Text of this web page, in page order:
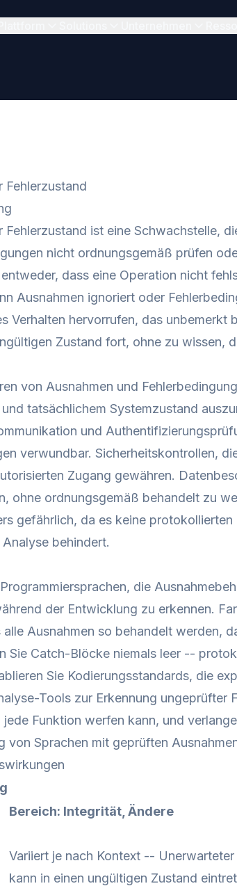
Fehlerzustand
Fehlerzustand ist eine Schwachstelle,
nicht ordnungsgemäß prüfen
dass eine Operation nicht
Ausnahmen ignoriert oder
Verhalten hervorrufen, das
Zustand fort, ohne zu wissen,
von Ausnahmen und
tatsächlichem Systemzustand
und
verwundbar. Sicherheitskontrollen,
Zugang gewähren.
ohne ordnungsgemäß behandelt zu
gefährlich, da es keine
behindert.
die
der Entwicklung zu erkennen.
alle Ausnahmen so behandelt werden,
Sie Catch-Blöcke niemals leer --
Sie Kodierungsstandards, die
Tools zur Erkennung ungeprüfter
jede Funktion werfen kann, und
von Sprachen mit geprüften
Bereich: Integrität, Ändere
Variiert je nach Kontext --
kann in einen ungültigen Zustand